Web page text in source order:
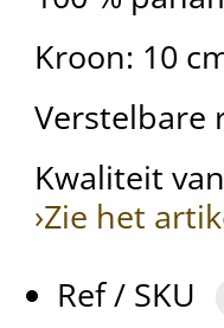
Kroon: 10
Verstelbare
Kwaliteit
›Zie het
Ref / SKU